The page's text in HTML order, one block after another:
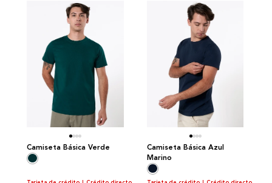
Camiseta Básica Verde
Camiseta Básica Azul
Marino